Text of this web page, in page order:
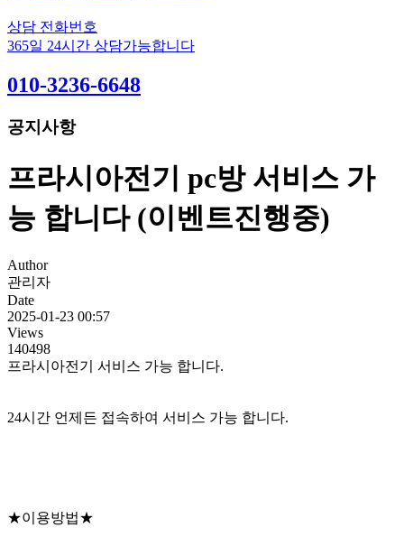
상담 전화번호
365일 24시간 상담가능합니다
010-3236-6648
공지사항
프라시아전기 pc방 서비스 가
능 합니다 (이벤트진행중)
Author
관리자
Date
2025-01-23 00:57
Views
140498
프라시아전기 서비스 가능 합니다.
24시간 언제든 접속하여 서비스 가능 합니다.
★이용방법★